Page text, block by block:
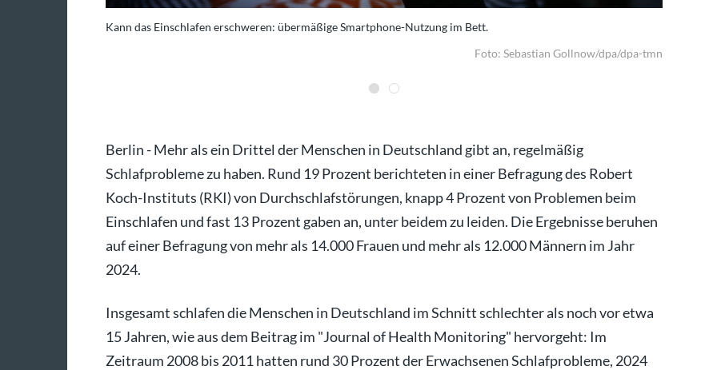
Kann das Einschlafen erschweren: übermäßige Smartphone-Nutzung im Bett.
Foto: Sebastian Gollnow/dpa/dpa-tmn
Berlin - Mehr als ein Drittel der Menschen in Deutschland gibt an, regelmäßig
Schlafprobleme zu haben. Rund 19 Prozent berichteten in einer Befragung des Robert
Koch-Instituts (RKI) von Durchschlafstörungen, knapp 4 Prozent von Problemen beim
Einschlafen und fast 13 Prozent gaben an, unter beidem zu leiden. Die Ergebnisse beruhen
auf einer Befragung von mehr als 14.000 Frauen und mehr als 12.000 Männern im Jahr
2024.
Insgesamt schlafen die Menschen in Deutschland im Schnitt schlechter als noch vor etwa
15 Jahren, wie aus dem Beitrag im "Journal of Health Monitoring" hervorgeht: Im
Zeitraum 2008 bis 2011 hatten rund 30 Prozent der Erwachsenen Schlafprobleme, 2024